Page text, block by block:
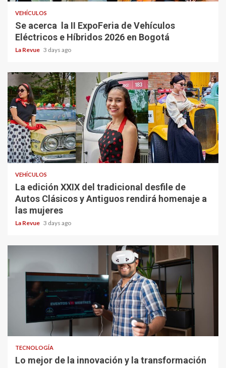
VEHÍCULOS
Se acerca la II ExpoFeria de Vehículos
Eléctricos e Híbridos 2026 en Bogotá
La Revue 3 days ago
VEHÍCULOS
La edición XXIX del tradicional desfile de
Autos Clásicos y Antiguos rendirá homenaje a
las mujeres
La Revue 3 days ago
TECNOLOGÍA
Lo mejor de la innovación y la transformación